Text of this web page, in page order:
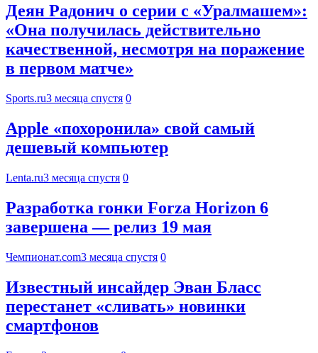
Деян Радонич о серии с «Уралмашем»:
«Она получилась действительно
качественной, несмотря на поражение
в первом матче»
Sports.ru3 месяца спустя 0
Apple «похоронила» свой самый
дешевый компьютер
Lenta.ru3 месяца спустя 0
Разработка гонки Forza Horizon 6
завершена — релиз 19 мая
Чемпионат.com3 месяца спустя 0
Известный инсайдер Эван Бласс
перестанет «сливать» новинки
смартфонов